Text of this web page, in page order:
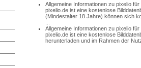
Allgemeine Informationen zu pixelio für
pixelio.de ist eine kostenlose
(Mindestalter 18 Jahre) können sich
Allgemeine Informationen zu pixelio
pixelio.de ist eine kostenlose
herunterladen und im Rahmen der